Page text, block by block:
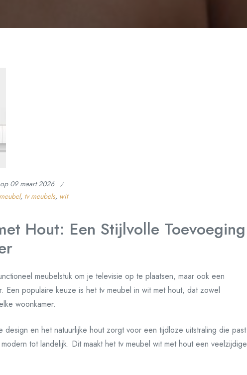
09 maart 2026
, tv meubels, wit
Hout: Een Stijlvolle Toevoeging
meubelstuk om je televisie op te plaatsen, maar ook een
Een populaire keuze is het tv meubel in wit met hout, dat zowel
woonkamer.
design en het natuurlijke hout zorgt voor een tijdloze uitstraling die past
tot landelijk. Dit maakt het tv meubel wit met hout een veelzijdige